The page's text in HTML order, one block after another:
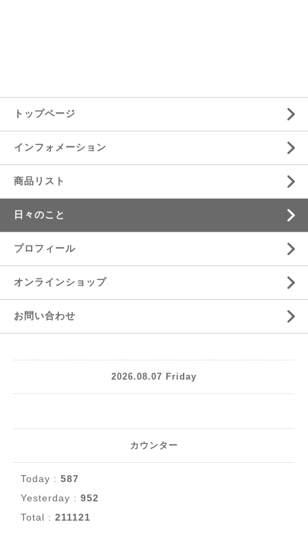
トップページ
インフォメーション
商品リスト
日々のこと
プロフィール
オンラインショップ
お問い合わせ
2026.08.07 Friday
カウンター
Today : 587
Yesterday : 952
Total : 211121